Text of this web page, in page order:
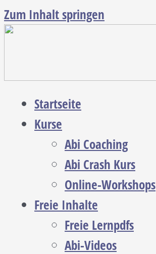
Zum Inhalt springen
Startseite
Kurse
Abi Coaching
Abi Crash Kurs
Online-Workshops
Freie Inhalte
Freie Lernpdfs
Abi-Videos